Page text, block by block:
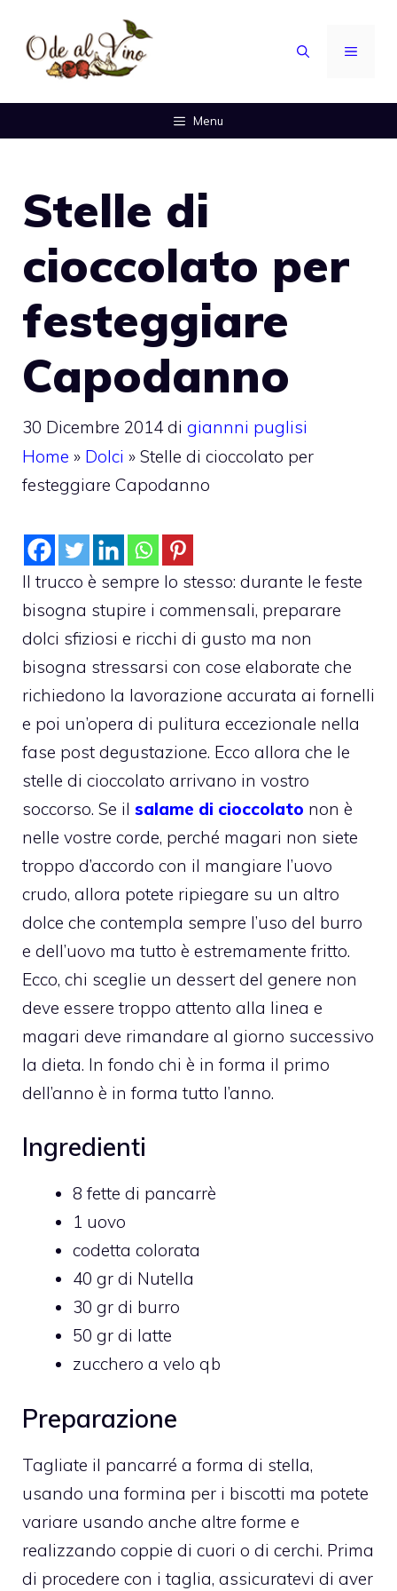
contenuto
MENU
Menu
Stelle di
cioccolato per
festeggiare
Capodanno
30 Dicembre 2014 di giannni puglisi
Home » Dolci » Stelle di cioccolato per
festeggiare Capodanno
Il trucco è sempre lo stesso: durante le feste
bisogna stupire i commensali, preparare
dolci sfiziosi e ricchi di gusto ma non
bisogna stressarsi con cose elaborate che
richiedono la lavorazione accurata ai fornelli
e poi un’opera di pulitura eccezionale nella
fase post degustazione. Ecco allora che le
stelle di cioccolato arrivano in vostro
soccorso. Se il salame di cioccolato non è
nelle vostre corde, perché magari non siete
troppo d’accordo con il mangiare l’uovo
crudo, allora potete ripiegare su un altro
dolce che contempla sempre l’uso del burro
e dell’uovo ma tutto è estremamente fritto.
Ecco, chi sceglie un dessert del genere non
deve essere troppo attento alla linea e
magari deve rimandare al giorno successivo
la dieta. In fondo chi è in forma il primo
dell’anno è in forma tutto l’anno.
Ingredienti
8 fette di pancarrè
1 uovo
codetta colorata
40 gr di Nutella
30 gr di burro
50 gr di latte
zucchero a velo qb
Preparazione
Tagliate il pancarré a forma di stella,
usando una formina per i biscotti ma potete
variare usando anche altre forme e
realizzando coppie di cuori o di cerchi. Prima
di procedere con i taglia, assicuratevi di aver